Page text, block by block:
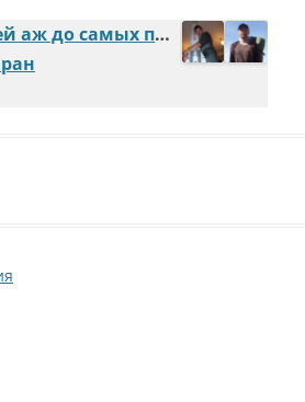
Стричка-бричка волосей аж до самых поясей